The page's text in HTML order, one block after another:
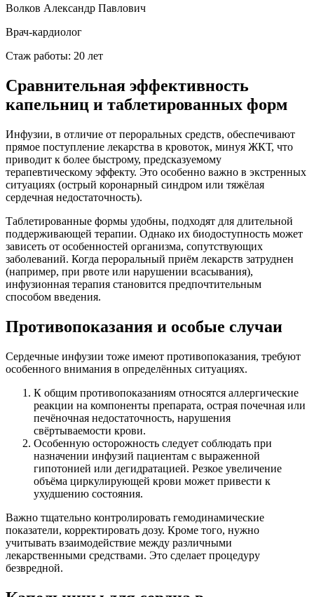
Волков Александр Павлович
Врач-кардиолог
Стаж работы: 20 лет
Сравнительная эффективность
капельниц и таблетированных форм
Инфузии, в отличие от пероральных средств, обеспечивают
прямое поступление лекарства в кровоток, минуя ЖКТ, что
приводит к более быстрому, предсказуемому
терапевтическому эффекту. Это особенно важно в экстренных
ситуациях (острый коронарный синдром или тяжёлая
сердечная недостаточность).
Таблетированные формы удобны, подходят для длительной
поддерживающей терапии. Однако их биодоступность может
зависеть от особенностей организма, сопутствующих
заболеваний. Когда пероральный приём лекарств затруднен
(например, при рвоте или нарушении всасывания),
инфузионная терапия становится предпочтительным
способом введения.
Противопоказания и особые случаи
Сердечные инфузии тоже имеют противопоказания, требуют
особенного внимания в определённых ситуациях.
К общим противопоказаниям относятся аллергические
реакции на компоненты препарата, острая почечная или
печёночная недостаточность, нарушения
свёртываемости крови.
Особенную осторожность следует соблюдать при
назначении инфузий пациентам с выраженной
гипотонией или дегидратацией. Резкое увеличение
объёма циркулирующей крови может привести к
ухудшению состояния.
Важно тщательно контролировать гемодинамические
показатели, корректировать дозу. Кроме того, нужно
учитывать взаимодействие между различными
лекарственными средствами. Это сделает процедуру
безвредной.